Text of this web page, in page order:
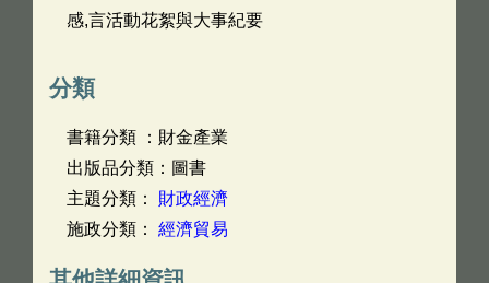
感,言活動花絮與大事紀要
分類
書籍分類 ：財金產業
出版品分類：圖書
主題分類： 財政經濟
施政分類： 經濟貿易